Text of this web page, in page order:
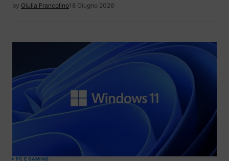
by Giulia Francolino18 Giugno 2026
PC E GAMING